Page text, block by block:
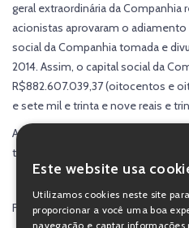
geral extraordinária da Companhia
acionistas aprovaram o
social da Companhia tomada e
2014. Assim, o capital social da
R$882.607.039,37 (oitocentos e
e sete mil e trinta e nove reais e
A Companhia manterá o mercado
tomada uma nova decisão em
Flávio Martins Tarchi Crivellari
Este website usa
Utilizamos cookies neste site para
proporcionar a você uma boa
navegação e captar informações